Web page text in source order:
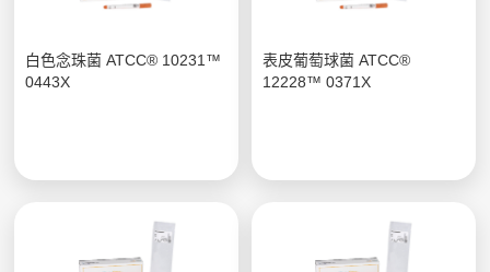
白色念珠菌 ATCC® 10231™
0443X
表皮葡萄球菌 ATCC®
12228™ 0371X